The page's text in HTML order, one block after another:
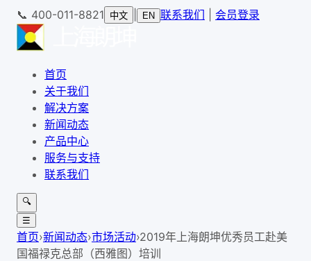
📞 400-011-8821 中文 EN 联系我们 会员登录
首页
关于我们
解决方案
新闻动态
产品中心
服务与支持
联系我们
🔍
☰
首页›新闻动态›市场活动›2019年上海朗坤优秀员工赴美
国福禄克总部（西雅图）培训